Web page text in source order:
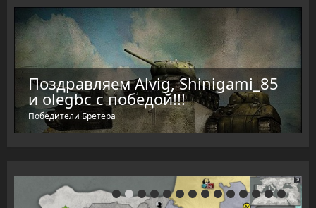
Поздравляем Alvig, Shinigami_85
и olegbc с победой!!!
Победители Бретера